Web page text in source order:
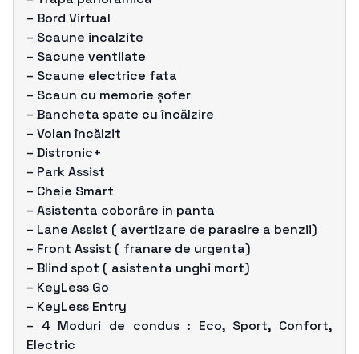
– Bord Virtual
– Scaune incalzite
– Sacune ventilate
– Scaune electrice fata
– Scaun cu memorie șofer
– Bancheta spate cu încălzire
– Volan încălzit
– Distronic+
– Park Assist
– Cheie Smart
– Asistenta coborâre in panta
– Lane Assist ( avertizare de parasire a benzii)
– Front Assist ( franare de urgenta)
– Blind spot ( asistenta unghi mort)
– KeyLess Go
– KeyLess Entry
– 4 Moduri de condus : Eco, Sport, Confort,
Electric